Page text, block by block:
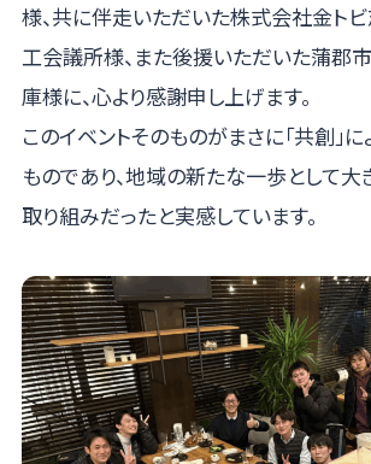
様、共に伴走いただいた株式会社金ト
工会議所様、また後援いただいた蒲郡
庫様に、心より感謝申し上げます。
このイベントそのものがまさに「共創」
ものであり、地域の新たな一歩として
取り組みだったと実感しています。